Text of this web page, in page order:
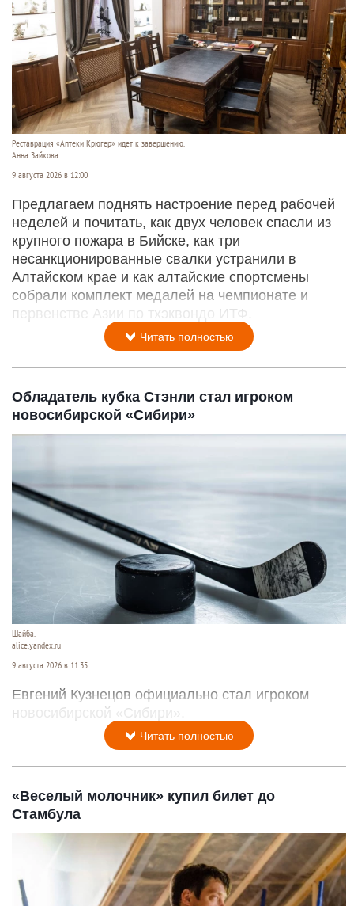
Реставрация «Аптеки Крюгер» идет к завершению.
Анна Зайкова
9 августа 2026 в 12:00
Предлагаем поднять настроение перед рабочей
неделей и почитать, как двух человек спасли из
крупного пожара в Бийске, как три
несанкционированные свалки устранили в
Алтайском крае и как алтайские спортсмены
собрали комплект медалей на чемпионате и
первенстве Азии по тхэквондо ИТФ.
Читать полностью
Обладатель кубка Стэнли стал игроком
новосибирской «Сибири»
Шайба.
alice.yandex.ru
9 августа 2026 в 11:35
Евгений Кузнецов официально стал игроком
новосибирской «Сибири».
Читать полностью
«Веселый молочник» купил билет до
Стамбула